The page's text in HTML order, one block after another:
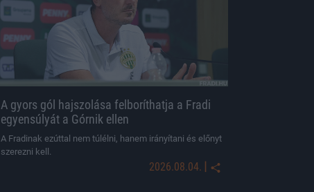
A gyors gól hajszolása felboríthatja a Fradi
egyensúlyát a Górnik ellen
A Fradinak ezúttal nem túlélni, hanem irányítani és előnyt
szerezni kell.
2026.08.04. |